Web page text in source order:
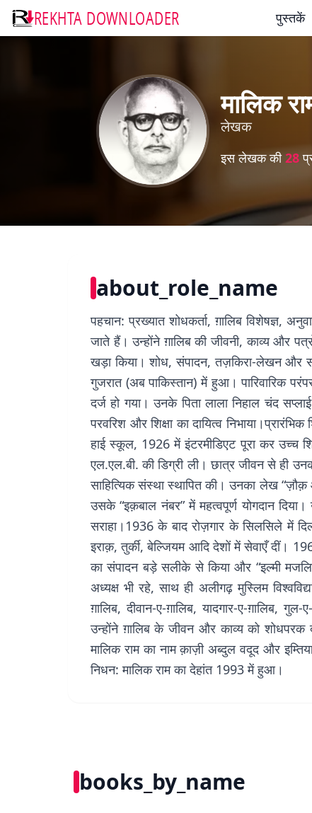
REKHTA DOWNLOADER पुस्तकें
मालिक
लेखक
इस लेखक की28
about_role_name
पहचान: प्रख्यात शोधकर्ता, ग़ालिब विशेषज्ञ,
जाते हैं। उन्होंने ग़ालिब की जीवनी, काव्य और
खड़ा किया। शोध, संपादन, तज़किरा-लेखन और
गुजरात (अब पाकिस्तान) में हुआ। पारिवारिक
दर्ज हो गया। उनके पिता लाला निहाल चंद
परवरिश और शिक्षा का दायित्व
हाई स्कूल, 1926 में इंटरमीडिएट पूरा कर उच्च
एल.एल.बी. की डिग्री ली। छात्र जीवन से ही
साहित्यिक संस्था स्थापित की। उनका लेख
उसके “इक़बाल नंबर” में महत्वपूर्ण योगदान
सराहा।1936 के बाद रोज़गार के सिलसिले में
इराक़, तुर्की, बेल्जियम आदि देशों में सेवाएँ दीं।
का संपादन बड़े सलीके से किया और “इल्मी
अध्यक्ष भी रहे, साथ ही अलीगढ़ मुस्लिम
ग़ालिब, दीवान-ए-ग़ालिब, यादगार-ए-ग़ालिब,
उन्होंने ग़ालिब के जीवन और काव्य को शोधपरक
मालिक राम का नाम क़ाज़ी अब्दुल वदूद और
निधन: मालिक राम का देहांत 1993 में हुआ।
books_by_name